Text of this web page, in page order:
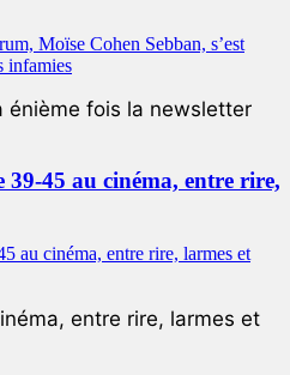
énième fois la newsletter
39-45 au cinéma, entre rire,
entre rire, larmes et